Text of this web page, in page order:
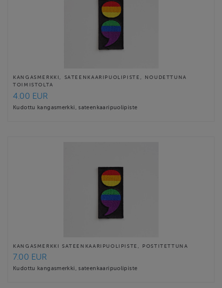
KANGASMERKKI, SATEENKAARIPUOLIPISTE, NOUDETTUNA
TOIMISTOLTA
4.00 EUR
Kudottu kangasmerkki, sateenkaaripuolipiste
KANGASMERKKI SATEENKAARIPUOLIPISTE, POSTITETTUNA
7.00 EUR
Kudottu kangasmerkki, sateenkaaripuolipiste